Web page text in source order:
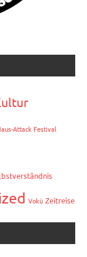
Attack Festival
Vokü Zeitreise